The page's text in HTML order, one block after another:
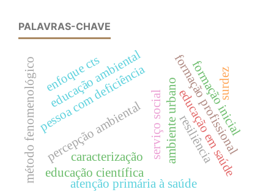
PALAVRAS-CHAVE
pessoa com deficiência formação profissional
serviço social
método fenomenológicopercepção ambiental ambiente urbano
educação ambiental
caracterização
educação científica
enfoque cts
atenção primária à saúde
educação em saúde
formação inicial
resiliência
surdez